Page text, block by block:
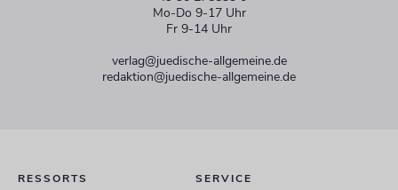
Mo-Do 9-17 Uhr
Fr 9-14 Uhr
verlag@juedische-allgemeine.de
redaktion@juedische-allgemeine.de
RESSORTS SERVICE